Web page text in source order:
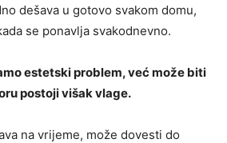
dešava u gotovo svakom domu,
se ponavlja svakodnevno.
estetski problem, već može biti
postoji višak vlage.
na vrijeme, može dovesti do